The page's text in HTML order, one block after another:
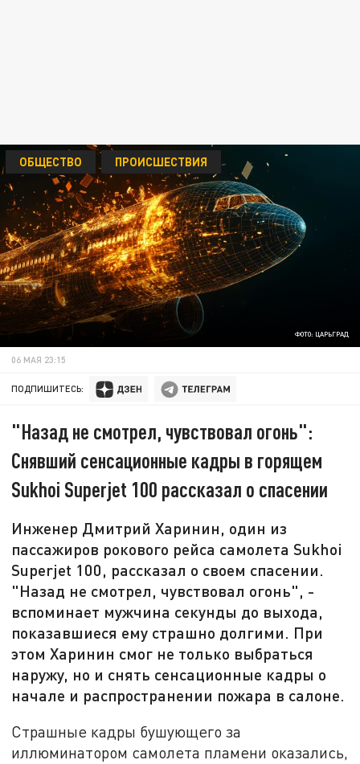
ФОТО: ЦАРЬГРАД
ОБЩЕСТВО ПРОИСШЕСТВИЯ
06 МАЯ 23:15
ПОДПИШИТЕСЬ:
"Назад не смотрел, чувствовал огонь":
Снявший сенсационные кадры в горящем
Sukhoi Superjet 100 рассказал о спасении
Инженер Дмитрий Харинин, один из
пассажиров рокового рейса самолета Sukhoi
Superjet 100, рассказал о своем спасении.
"Назад не смотрел, чувствовал огонь", -
вспоминает мужчина секунды до выхода,
показавшиеся ему страшно долгими. При
этом Харинин смог не только выбраться
наружу, но и снять сенсационные кадры о
начале и распространении пожара в салоне.
Страшные кадры бушующего за
иллюминатором самолета пламени оказались,